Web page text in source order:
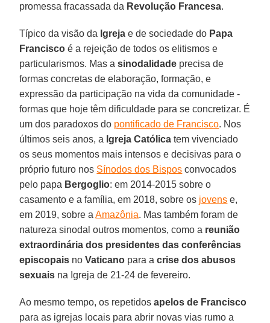
promessa fracassada da Revolução Francesa.
Típico da visão da Igreja e de sociedade do Papa
Francisco é a rejeição de todos os elitismos e
particularismos. Mas asinodalidade precisa de
formas concretas de elaboração, formação, e
expressão da participação na vida da comunidade -
formas que hoje têm dificuldade para se concretizar. É
um dos paradoxos do pontificado de Francisco. Nos
últimos seis anos, a Igreja Católica tem vivenciado
os seus momentos mais intensos e decisivas para o
próprio futuro nos Sínodos dos Bispos convocados
pelo papa Bergoglio: em 2014-2015 sobre o
casamento e a família, em 2018, sobre os jovens e,
em 2019, sobre aAmazônia. Mas também foram de
natureza sinodal outros momentos, como a reunião
extraordinária dos presidentes das conferências
episcopais noVaticano para a crise dos abusos
sexuais na Igreja de 21-24 de fevereiro.
Ao mesmo tempo, os repetidosapelos de Francisco
para as igrejas locais para abrir novas vias rumo a